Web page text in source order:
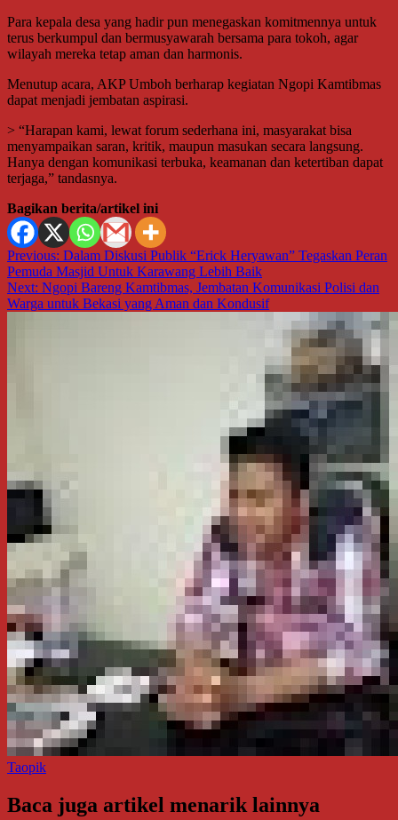
Para kepala desa yang hadir pun menegaskan komitmennya untuk
terus berkumpul dan bermusyawarah bersama para tokoh, agar
wilayah mereka tetap aman dan harmonis.
Menutup acara, AKP Umboh berharap kegiatan Ngopi Kamtibmas
dapat menjadi jembatan aspirasi.
> “Harapan kami, lewat forum sederhana ini, masyarakat bisa
menyampaikan saran, kritik, maupun masukan secara langsung.
Hanya dengan komunikasi terbuka, keamanan dan ketertiban dapat
terjaga,” tandasnya.
Bagikan berita/artikel ini
Navigasi
pos
Previous: Dalam Diskusi Publik “Erick Heryawan” Tegaskan Peran
Pemuda Masjid Untuk Karawang Lebih Baik
Next: Ngopi Bareng Kamtibmas, Jembatan Komunikasi Polisi dan
Warga untuk Bekasi yang Aman dan Kondusif
Taopik
Baca juga artikel menarik lainnya